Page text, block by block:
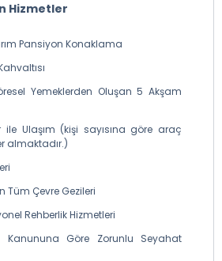
Hizmetler
Pansiyon Konaklama
Yemeklerden Oluşan 5 Akşam
Ulaşım (kişi sayısına göre araç
almaktadır.)
Tüm Çevre Gezileri
Rehberlik Hizmetleri
Kanununa Göre Zorunlu Seyahat